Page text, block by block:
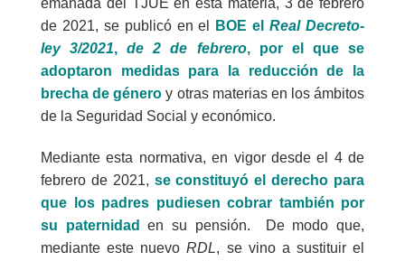
emanada del TJUE en esta materia, 3 de febrero
de 2021, se publicó en el
BOE elReal Decreto-
ley 3/2021,de 2 de febrero,
por el que se
adoptaron
medidas para la reducción de la
brecha de género y otras materias en los ámbitos
de la Seguridad Social y económico.
Mediante esta normativa, en vigor desde el 4 de
febrero de 2021, se constituyó el derecho para
que los padres pudiesen cobrar también por
su paternidad
en su pensión. De modo que,
mediante este nuevoRDL, se vino a sustituir el